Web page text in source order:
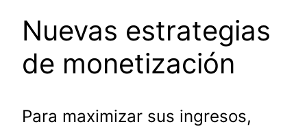
Nuevas estrategias
de monetización
Para maximizar sus ingresos,